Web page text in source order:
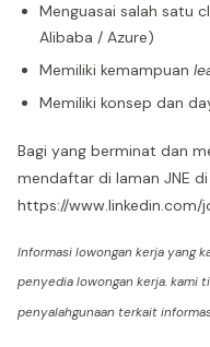
Menguasai salah satu
Alibaba / Azure)
Memiliki kemampuan
Memiliki konsep dan
Bagi yang berminat dan
mendaftar di laman JNE
https://www.linkedin.com/
Informasi lowongan kerja yang
penyedia lowongan kerja. kami
penyalahgunaan terkait